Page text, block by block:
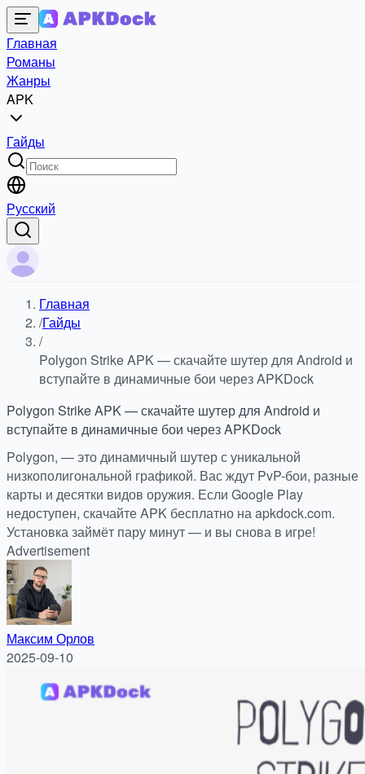
Главная
Романы
Жанры
APK
Гайды
Русский
Главная
/Гайды
/
Polygon Strike APK — скачайте шутер для Android и
вступайте в динамичные бои через APKDock
Polygon Strike APK — скачайте шутер для Android и
вступайте в динамичные бои через APKDock
Polygon, — это динамичный шутер с уникальной
низкополигональной графикой. Вас ждут PvP-бои, разные
карты и десятки видов оружия. Если Google Play
недоступен, скачайте APK бесплатно на apkdock.com.
Установка займёт пару минут — и вы снова в игре!
Advertisement
Максим Орлов
2025-09-10